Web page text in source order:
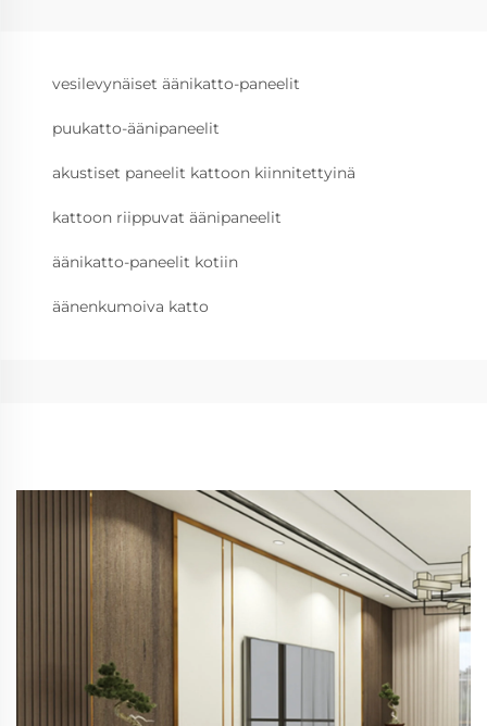
vesilevynäiset äänikatto-paneelit
puukatto-äänipaneelit
akustiset paneelit kattoon kiinnitettyinä
kattoon riippuvat äänipaneelit
äänikatto-paneelit kotiin
äänenkumoiva katto